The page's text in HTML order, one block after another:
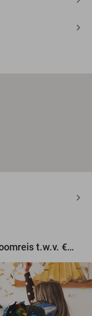
Maak gratis kans op een droomreis t.w.v. €3.000!